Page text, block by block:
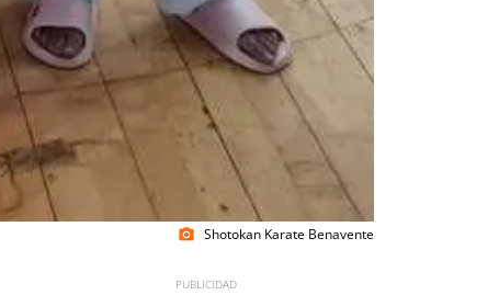
photo_camera Shotokan Karate Benavente